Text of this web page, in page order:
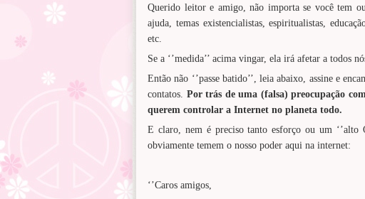
Querido leitor e amigo, não importa se você tem
ajuda, temas existencialistas, espiritualistas,
etc.
Se a ‘’medida’’ acima vingar, ela irá afetar a todos
Então não ‘’passe batido’’, leia abaixo, assine e
contatos. Por trás de uma (falsa) preocupação
querem controlar a Internet no planeta todo.
E claro, nem é preciso tanto esforço ou um ‘’alto
obviamente temem o nosso poder aqui na internet:
‘’Caros amigos,